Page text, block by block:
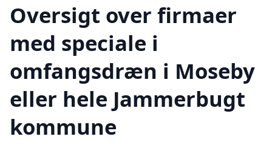
Oversigt over firmaer
med speciale i
omfangsdræn i Moseby
eller hele Jammerbugt
kommune